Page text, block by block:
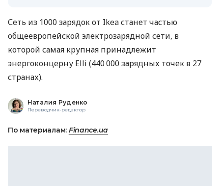
Сеть из 1000 зарядок от Ikea станет частью
общеевропейской электрозарядной сети, в
которой самая крупная принадлежит
энергоконцерну Elli (440 000 зарядных точек в 27
странах).
Наталия Руденко
Переводчик-редактор
По материалам: Finance.ua